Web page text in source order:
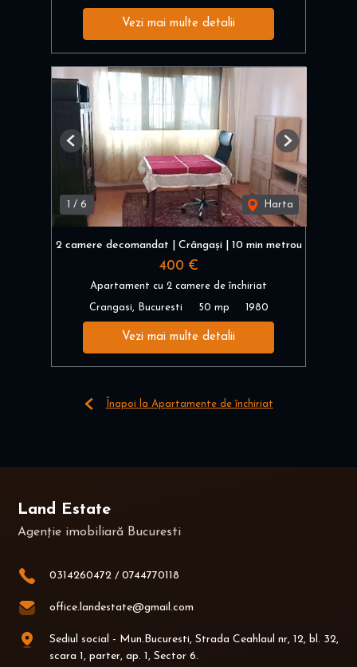
Vezi mai multe detalii
1 / 6 Harta
Previous Next
2 camere decomandat | Crângași | 10 min metrou
400 €
Apartament cu 2 camere de închiriat
Crangasi, Bucuresti 50 mp 1980
Vezi mai multe detalii
Înapoi la Apartamente de închiriat
Land Estate
Agenție imobiliară Bucuresti
0314260472 / 0744770118
office.landestate@gmail.com
Sediul social - Mun.Bucuresti, Strada Ceahlaul nr, 12, bl. 32,
scara 1, parter, ap. 1, Sector 6.